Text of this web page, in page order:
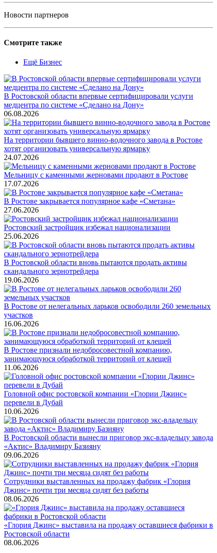
Новости партнеров
Смотрите также
Ещё Бизнес
В Ростовской области впервые сертифицировали услуги
медцентра по системе «Сделано на Дону»
06.08.2026
На территории бывшего винно-водочного завода в Ростове
хотят организовать универсальную ярмарку
24.07.2026
Мельницу с каменными жерновами продают в Ростове
17.07.2026
В Ростове закрывается популярное кафе «Сметана»
27.06.2026
Ростовский застройщик избежал национализации
25.06.2026
В Ростовской области вновь пытаются продать активы
скандального зернотрейдера
19.06.2026
В Ростове от нелегальных ларьков освободили 260 земельных
участков
16.06.2026
В Ростове признали недобросовестной компанию,
занимающуюся обработкой территорий от клещей
11.06.2026
Головной офис ростовской компании «Глории Джинс»
перевели в Дубай
10.06.2026
В Ростовской области вынесли приговор экс-владельцу завода
«Актис» Владимиру Базияну
09.06.2026
Сотрудники выставленных на продажу фабрик «Глория
Джинс» почти три месяца сидят без работы
08.06.2026
«Глория Джинс» выставила на продажу оставшиеся фабрики в
Ростовской области
08.06.2026